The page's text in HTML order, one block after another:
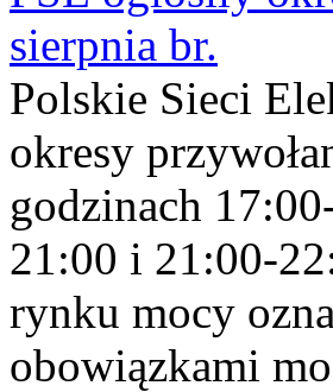
sierpnia br.
Polskie Sieci
okresy
godzinach
21:00 i 21:00-
rynku mocy
obowiązkami